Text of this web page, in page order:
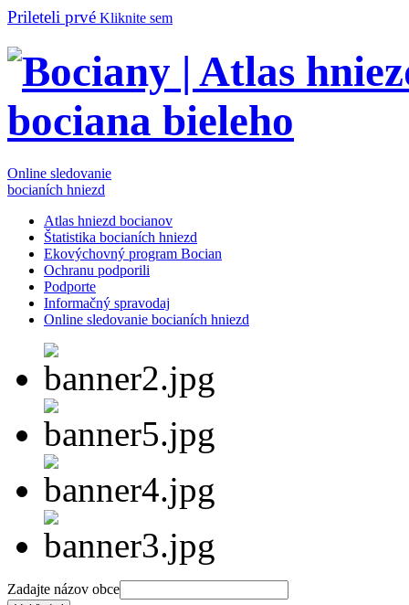
Prileteli prvé Kliknite sem
Online sledovanie
bocianích hniezd
Atlas hniezd bocianov
Štatistika bocianích hniezd
Ekovýchovný program Bocian
Ochranu podporili
Podporte
Informačný spravodaj
Online sledovanie bocianích hniezd
Zadajte názov obce